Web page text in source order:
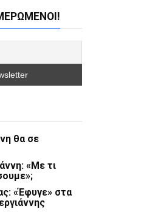
θα σε
«Με τι
«Έφυγε» στα